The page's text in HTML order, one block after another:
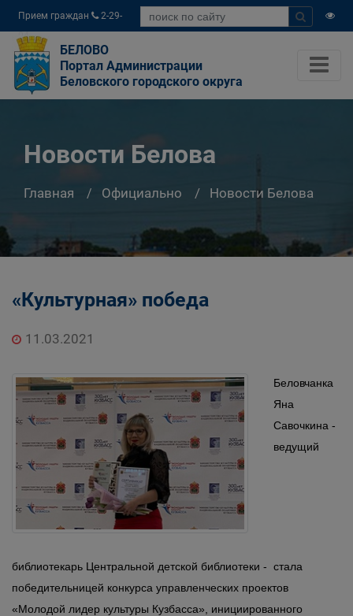
Прием граждан
2-29-
04
БЕЛОВО
Портал Администрации
Беловского городского округа
Новости Белова
Главная Официально Новости Белова
«Культурная» победа
11.03.2021
Беловчанка
Яна
Савочкина -
ведущий
библиотекарь Центральной детской библиотеки - стала
победительницей конкурса управленческих проектов
«Молодой лидер культуры Кузбасса», инициированного